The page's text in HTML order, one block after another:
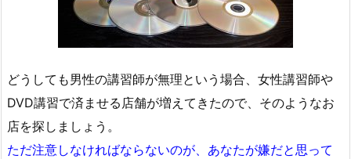
どうしても男性の講習師が無理という場合、女性講習師や
DVD講習で済ませる店舗が増えてきたので、そのようなお
店を探しましょう。
ただ注意しなければならないのが、あなたが嫌だと思って